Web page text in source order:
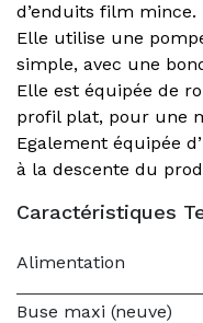
d’enduits film mince.
Elle utilise une
simple, avec une
Elle est équipée de
profil plat, pour une
Egalement équipée
à la descente du
Caractéristiques
Alimentation
Buse maxi (neuve)